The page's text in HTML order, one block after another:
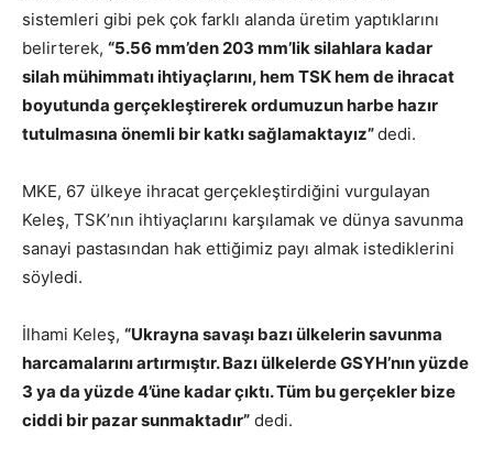
sistemleri gibi pek çok farklı alanda üretim yaptıklarını
belirterek, “5.56 mm’den 203 mm’lik silahlara kadar
silah mühimmatı ihtiyaçlarını, hem TSK hem de ihracat
boyutunda gerçekleştirerek ordumuzun harbe hazır
tutulmasına önemli bir katkı sağlamaktayız”dedi.
MKE, 67 ülkeye ihracat gerçekleştirdiğini vurgulayan
Keleş, TSK’nın ihtiyaçlarını karşılamak ve dünya savunma
sanayi pastasından hak ettiğimiz payı almak istediklerini
söyledi.
İlhami Keleş, “Ukrayna savaşı bazı ülkelerin savunma
harcamalarını artırmıştır. Bazı ülkelerde GSYH’nın yüzde
3 ya da yüzde 4’üne kadar çıktı. Tüm bu gerçekler bize
ciddi bir pazar sunmaktadır” dedi.